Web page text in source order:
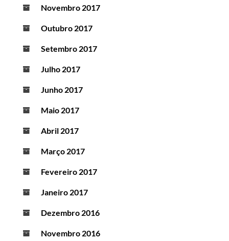
Novembro 2017
Outubro 2017
Setembro 2017
Julho 2017
Junho 2017
Maio 2017
Abril 2017
Março 2017
Fevereiro 2017
Janeiro 2017
Dezembro 2016
Novembro 2016